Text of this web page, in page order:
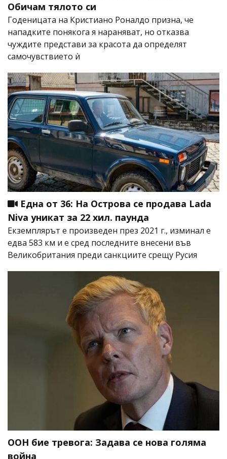
Обичам тялото си
Годеницата на Кристиано Роналдо призна, че
нападките понякога я нараняват, но отказва
чуждите представи за красота да определят
самочувствието ѝ
Една от 36: На Острова се продава Lada
Niva уникат за 22 хил. паунда
Екземплярът е произведен през 2021 г., изминал е
едва 583 км и е сред последните внесени във
Великобритания преди санкциите срещу Русия
ООН бие тревога: Задава се нова голяма
война